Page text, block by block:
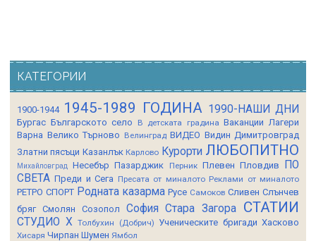
КАТЕГОРИИ
1900-1944 1945-1989 ГОДИНА 1990-НАШИ ДНИ
Бургас Българското село В детската градина Ваканции Лагери
Варна Велико Търново Велинград ВИДЕО Видин Димитровград
Златни пясъци Казанлък Карлово Курорти ЛЮБОПИТНО
Михайловград Несебър Пазарджик Перник Плевен Пловдив
ПО
СВЕТА Преди и Сега Пресата от миналото Реклами от миналото
РЕТРО СПОРТ Родната казарма Русе Самоков Сливен Слънчев
бряг Смолян Созопол София Стара Загора СТАТИИ
СТУДИО Х Толбухин (Добрич) Ученическите бригади Хасково
Хисаря Чирпан Шумен Ямбол